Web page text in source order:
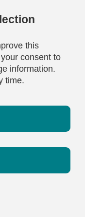
this
consent to
information.
time.